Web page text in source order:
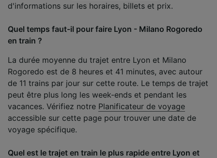
d'informations sur les horaires, billets et prix.
Quel temps faut-il pour faire Lyon - Milano Rogoredo
en train ?
La durée moyenne du trajet entre Lyon et Milano
Rogoredo est de 8 heures et 41 minutes, avec autour
de 11 trains par jour sur cette route. Le temps de trajet
peut être plus long les week-ends et pendant les
vacances. Vérifiez notre Planificateur de voyage
accessible sur cette page pour trouver une date de
voyage spécifique.
Quel est le trajet en train le plus rapide entre Lyon et